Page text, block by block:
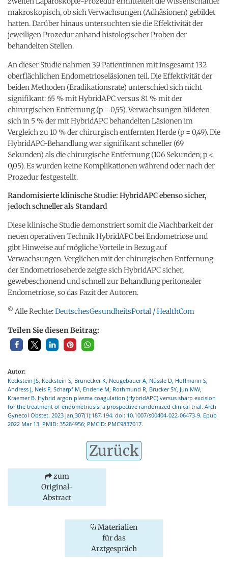
makroskopisch, ob sich Verwachsungen (Adhäsionen) gebildet
hatten. Darüber hinaus untersuchten sie die Effektivität der
jeweiligen Prozedur anhand histologischer Proben der
behandelten Stellen.
An dieser Studie nahmen 39 Patientinnen mit insgesamt 132
oberflächlichen Endometrioseläsionen teil. Die Effektivität der
beiden Methoden (Eradikationsrate) unterschied sich nicht
signifikant: 65 % mit HybridAPC versus 81 % mit der
chirurgischen Entfernung (p = 0,55). Verwachsungen bildeten
sich in 5 % der mit HybridAPC behandelten Läsionen im
Vergleich zu 10 % der chirurgisch entfernten Herde (p = 0,49). Die
HybridAPC-Behandlung war signifikant schneller (69
Sekunden) als die chirurgische Entfernung (106 Sekunden; p <
0,05). Es wurden keine Komplikationen während oder nach der
Prozedur festgestellt.
Randomisierte klinische Studie: HybridAPC ebenso sicher,
jedoch schneller als Standard
Diese klinische Studie demonstriert somit die Machbarkeit der
neuen operativen Technik HybridAPC bei Endometriose und
gibt Hinweise auf mögliche Vorteile in Bezug auf
Verwachsungen. Verglichen mit der chirurgischen Entfernung
der Endometrioseherde zeigte sich HybridAPC sicher,
gewebeschonend und schnell zur Behandlung peritonealer
Endometriose, so das Fazit der Autoren.
© Alle Rechte:DeutschesGesundheitsPortal / HealthCom
Teilen Sie diesen Beitrag:
Autor:
Keckstein JS, Keckstein S, Brunecker K, Neugebauer A, Nüssle D, Hoffmann S,
Andress J, Neis F, Scharpf M, Enderle M, Rothmund R, Brucker SY, Jun MW,
Kraemer B. Hybrid argon plasma coagulation (HybridAPC) versus sharp excision
for the treatment of endometriosis: a prospective randomized clinical trial. Arch
Gynecol Obstet. 2023 Jan;307(1):187-194. doi: 10.1007/s00404-022-06473-9. Epub
2022 Mar 13. PMID: 35284956; PMCID: PMC9837017.
Zurück
zum
Original-
Abstract
Materialien
für das
Arztgespräch